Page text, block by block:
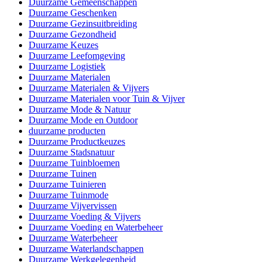
Duurzame Gemeenschappen
Duurzame Geschenken
Duurzame Gezinsuitbreiding
Duurzame Gezondheid
Duurzame Keuzes
Duurzame Leefomgeving
Duurzame Logistiek
Duurzame Materialen
Duurzame Materialen & Vijvers
Duurzame Materialen voor Tuin & Vijver
Duurzame Mode & Natuur
Duurzame Mode en Outdoor
duurzame producten
Duurzame Productkeuzes
Duurzame Stadsnatuur
Duurzame Tuinbloemen
Duurzame Tuinen
Duurzame Tuinieren
Duurzame Tuinmode
Duurzame Vijvervissen
Duurzame Voeding & Vijvers
Duurzame Voeding en Waterbeheer
Duurzame Waterbeheer
Duurzame Waterlandschappen
Duurzame Werkgelegenheid